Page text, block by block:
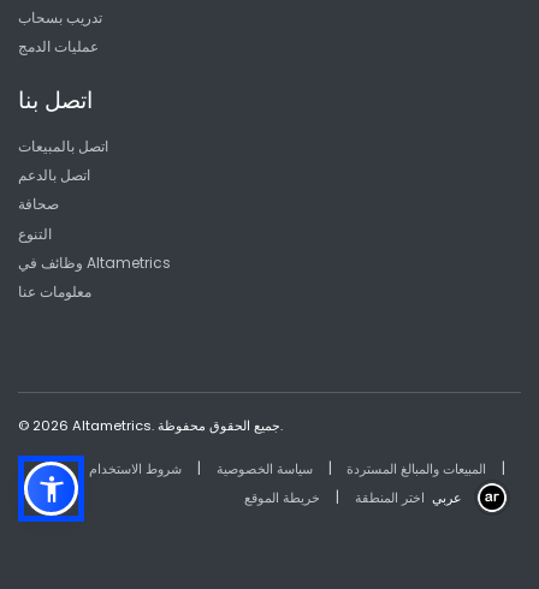
تدريب بسحاب
عمليات الدمج
اتصل بنا
اتصل بالمبيعات
اتصل بالدعم
صحافة
التنوع
وظائف في Altametrics
معلومات عنا
© 2026 Altametrics. جميع الحقوق محفوظة.
شروط الاستخدام | سياسة الخصوصية | المبيعات والمبالغ المستردة |
خريطة الموقع | اختر المنطقة عربي